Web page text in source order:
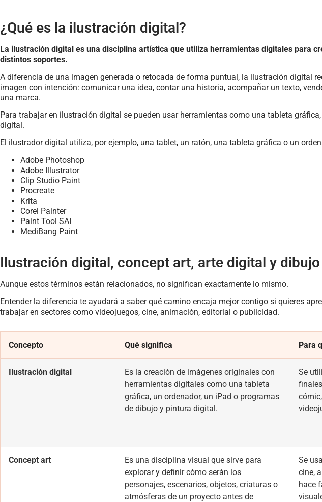
¿Qué es la ilustración digital?
La ilustración digital es una disciplina artística que utiliza herramientas digitales para
distintos soportes.
A diferencia de una imagen generada o retocada de forma puntual, la ilustración digital
imagen con intención: comunicar una idea, contar una historia, acompañar un texto,
una marca.
Para trabajar en ilustración digital se pueden usar herramientas como una tableta
digital.
El ilustrador digital utiliza, por ejemplo, una tablet, un ratón, una tableta gráfica o un
Adobe Photoshop
Adobe Illustrator
Clip Studio Paint
Procreate
Krita
Corel Painter
Paint Tool SAI
MediBang Paint
Ilustración digital, concept art, arte digital y
Aunque estos términos están relacionados, no significan exactamente lo mismo.
Entender la diferencia te ayudará a saber qué camino encaja mejor contigo si quieres
trabajar en sectores como videojuegos, cine, animación, editorial o publicidad.
Concepto Qué significa Para
Ilustración digital
Es la creación de imágenes originales con
herramientas digitales como una tableta
gráfica, un ordenador, un iPad o programas
de dibujo y pintura digital.
Se
Concept art
Es una disciplina visual que sirve para
explorar y definir cómo serán los
personajes, escenarios, objetos, criaturas o
atmósferas de un proyecto antes de
Se
cine,
hace